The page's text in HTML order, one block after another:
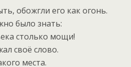
обожгли его как огонь.
было знать:
столько мощи!
своё слово.
места.